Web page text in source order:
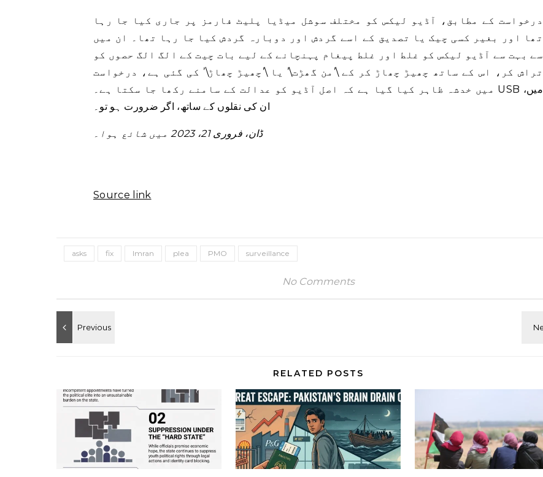
درخواست کے مطابق، آڈیو لیکس کو مختلف سوشل میڈیا پلیٹ فارمز پر جاری کیا جا رہا
تھا اور بغیر کسی چیک یا تصدیق کے اسے گردش اور دوبارہ گردش کیا جا رہا تھا۔ ان میں
سے بہت سے آڈیو لیکس کو غلط اور غلط پیغام پہنچانے کے لیے بات چیت کے الگ الگ حصوں کو
تراش کر، اس کے ساتھ چھیڑ چھاڑ کر کے \’من گھڑت\’ یا \’چھیڑ چھاڑ\’ کی گئی ہے، درخواست
میں خدشہ ظاہر کیا گیا ہے کہ اصل آڈیو کو عدالت کے سامنے رکھا جا سکتا ہے۔ USB میں،
ان کی نقلوں کے ساتھ، اگر ضرورت ہو تو۔
ڈان، فروری 21، 2023 میں شائع ہوا۔
Source link
asks fix Imran plea PMO surveillance
No Comments
RELATED POSTS